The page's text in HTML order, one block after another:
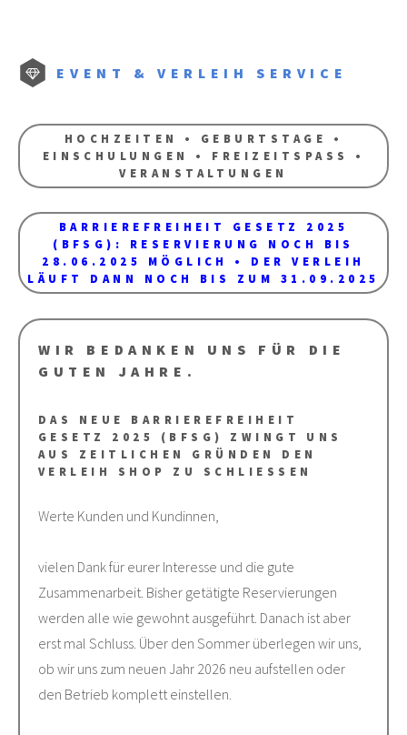
EVENT & VERLEIH SERVICE
HOCHZEITEN • GEBURTSTAGE •
EINSCHULUNGEN • FREIZEITSPASS •
VERANSTALTUNGEN
BARRIEREFREIHEIT GESETZ 2025
(BFSG): RESERVIERUNG NOCH BIS
28.06.2025 MÖGLICH • DER VERLEIH
LÄUFT DANN NOCH BIS ZUM 31.09.2025
WIR BEDANKEN UNS FÜR DIE
GUTEN JAHRE.
DAS NEUE BARRIEREFREIHEIT
GESETZ 2025 (BFSG) ZWINGT UNS
AUS ZEITLICHEN GRÜNDEN DEN
VERLEIH SHOP ZU SCHLIESSEN
Werte Kunden und Kundinnen,
vielen Dank für eurer Interesse und die gute
Zusammenarbeit. Bisher getätigte Reservierungen
werden alle wie gewohnt ausgeführt. Danach ist aber
erst mal Schluss. Über den Sommer überlegen wir uns,
ob wir uns zum neuen Jahr 2026 neu aufstellen oder
den Betrieb komplett einstellen.